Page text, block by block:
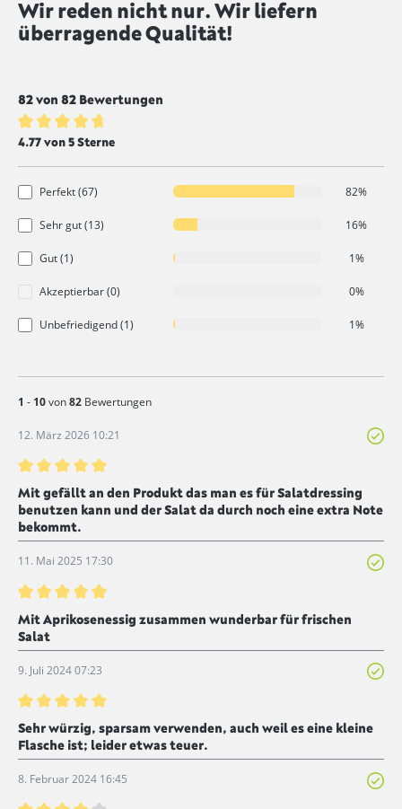
Durchschnittliche Bewertung von 4.7 von 5 Sternen
Wir reden nicht nur. Wir liefern
überragende Qualität!
82 von 82 Bewertungen
Durchschnittliche Bewertung von 4.7 von 5 Sternen
4.77 von 5 Sterne
Perfekt (67) 82%
Sehr gut (13) 16%
Gut (1) 1%
Akzeptierbar (0) 0%
Unbefriedigend (1) 1%
1 - 10von82 Bewertungen
12. März 2026 10:21
Bewertung mit 5 von 5 Sternen
Mit gefällt an den Produkt das man es für Salatdressing
benutzen kann und der Salat da durch noch eine extra Note
bekommt.
11. Mai 2025 17:30
Bewertung mit 5 von 5 Sternen
Mit Aprikosenessig zusammen wunderbar für frischen
Salat
9. Juli 2024 07:23
Bewertung mit 5 von 5 Sternen
Sehr würzig, sparsam verwenden, auch weil es eine kleine
Flasche ist; leider etwas teuer.
8. Februar 2024 16:45